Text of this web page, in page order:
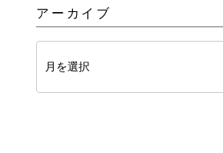
アーカイブ